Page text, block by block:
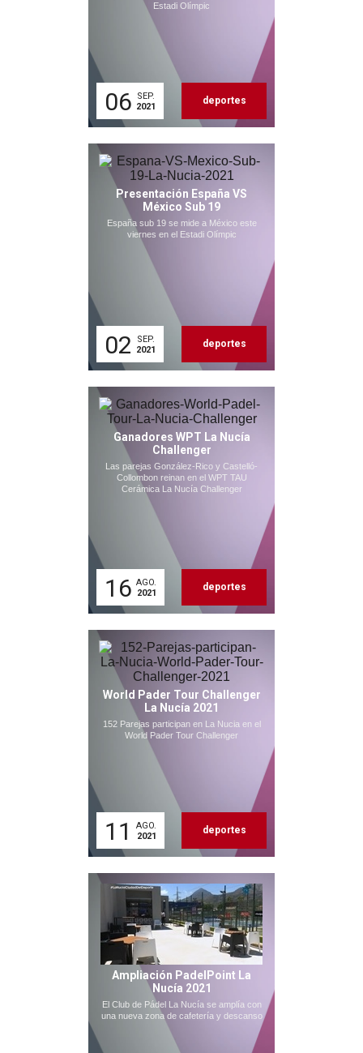
Estadi Olímpic
06
SEP.
2021
deportes
Presentación España VS
México Sub 19
España sub 19 se mide a México este
viernes en el Estadi Olímpic
02
SEP.
2021
deportes
Ganadores WPT La Nucía
Challenger
Las parejas González-Rico y Castelló-
Collombon reinan en el WPT TAU
Cerámica La Nucía Challenger
16 AGO.
2021
deportes
World Pader Tour Challenger
La Nucía 2021
152 Parejas participan en La Nucia en el
World Pader Tour Challenger
11
AGO.
2021
deportes
Ampliación PadelPoint La
Nucía 2021
El Club de Pádel La Nucía se amplía con
una nueva zona de cafetería y descanso